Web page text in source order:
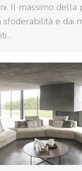
Il massimo della
sfoderabilità e dai